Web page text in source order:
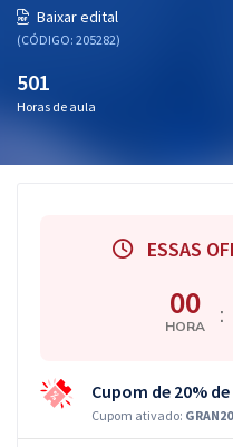
Baixar edital
(CÓDIGO: 205282)
501
Horas de aula
ESSAS
00
HORA :
Cupom de 20%
Cupom ativado: